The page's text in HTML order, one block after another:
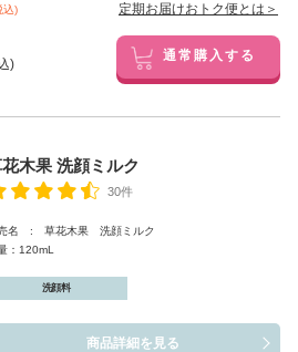
込) 定期お届けおトク便とは＞
) 通常購入する
木果 洗顔ミルク
30件
名 : 草花木果 洗顔ミルク
：120mL
洗顔料
商品詳細を見る